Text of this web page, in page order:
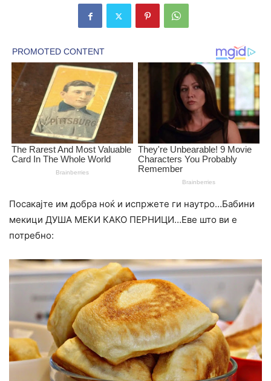
Посакајте им добра ноќ и испржете ги наутро…Бабини
мекици ДУША МЕКИ КАКО ПЕРНИЦИ…Еве што ви е
потребно: